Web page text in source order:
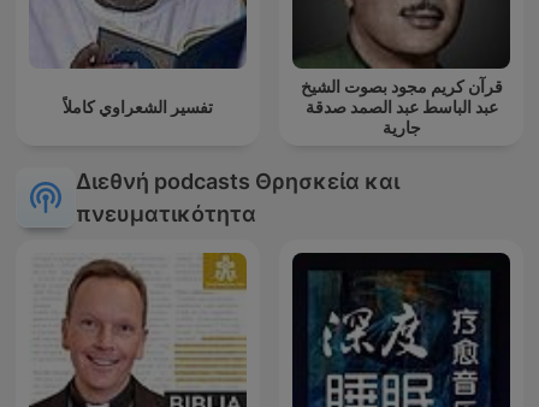
تفسير الشعراوي كاملاً
قرآن كريم مجود بصوت الشيخ
عبد الباسط عبد الصمد صدقة
جارية
Διεθνή podcasts Θρησκεία και
πνευματικότητα